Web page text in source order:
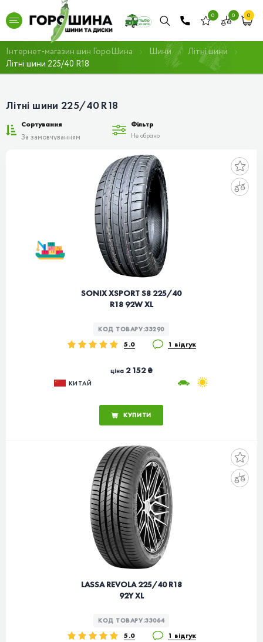
0 0 0
Інтернет-магазин шин ГороШина Шини
Літні шини
Літні шини 225/40 R18
Літні шини 225/40 R18
Сортування
Фільтр
Не обрано
SONIX XSPORT S8 225/40
R18 92W XL
КОД ТОВАРУ:33290
5.0 1 відгук
ціна2 152 ₴
КИТАЙ
КУПИТИ
LASSA REVOLA 225/40 R18
92Y XL
КОД ТОВАРУ:33064
5.0 1 відгук